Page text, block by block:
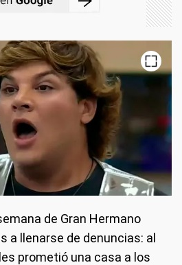
de Gran Hermano
a llenarse de denuncias: al
prometió una casa a los